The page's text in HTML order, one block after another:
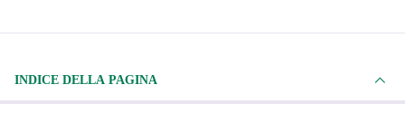
INDICE DELLA PAGINA